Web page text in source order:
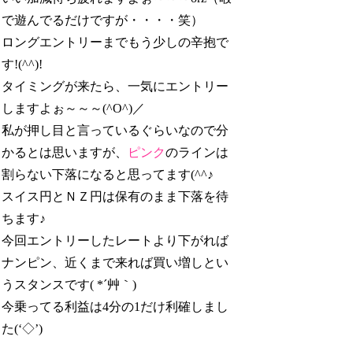
で遊んでるだけですが・・・・笑）
ロングエントリーまでもう少しの辛抱で
す!(^^)!
タイミングが来たら、一気にエントリー
しますよぉ～～～(^O^)／
私が押し目と言っているぐらいなので分
かるとは思いますが、
ピンクのラインは
割らない下落になると思ってます(^^♪
スイス円とＮＺ円は保有のまま下落を待
ちます♪
今回エントリーしたレートより下がれば
ナンピン、近くまで来れば買い増しとい
うスタンスです( *´艸｀)
今乗ってる利益は4分の1だけ利確しまし
た(‘◇’)ゞ